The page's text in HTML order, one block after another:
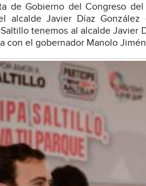
de Gobierno del Congreso
alcalde Javier Díaz
tenemos al alcalde
con el gobernador Manolo